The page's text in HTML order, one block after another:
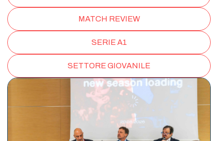
MATCH REVIEW
SERIE A1
SETTORE GIOVANILE